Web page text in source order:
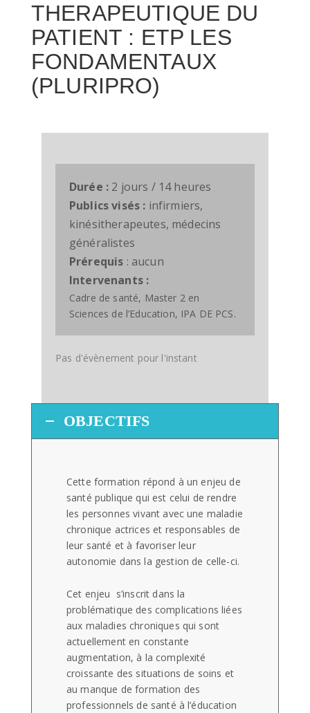
THERAPEUTIQUE DU
PATIENT : ETP LES
FONDAMENTAUX
(PLURIPRO)
Durée : 2 jours / 14 heures
Publics visés : infirmiers,
kinésitherapeutes, médecins
généralistes
Prérequis : aucun
Intervenants :
Cadre de santé, Master 2 en
Sciences de l’Education, IPA DE PCS.
Pas d'évènement pour l'instant
OBJECTIFS
Cette formation répond à un enjeu de
santé publique qui est celui de rendre
les personnes vivant avec une maladie
chronique actrices et responsables de
leur santé et à favoriser leur
autonomie dans la gestion de celle-ci.
Cet enjeu s’inscrit dans la
problématique des complications liées
aux maladies chroniques qui sont
actuellement en constante
augmentation, à la complexité
croissante des situations de soins et
au manque de formation des
professionnels de santé à l’éducation